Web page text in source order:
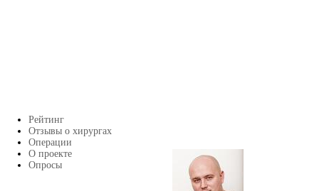
Главное меню
Рейтинг
Отзывы о хирургах
Операции
О проекте
Опросы
Страницы